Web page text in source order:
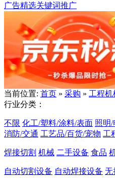
广告精选关键词推广
当前位置: 首页 » 采购 » 工程机
行业分类：
不限 化工/塑料/涂料/表面 照明
消防/交通 工艺品/百货/宠物 工
焊接切割 机械 二手设备 食品
自动切割设备 自动焊接设备 无